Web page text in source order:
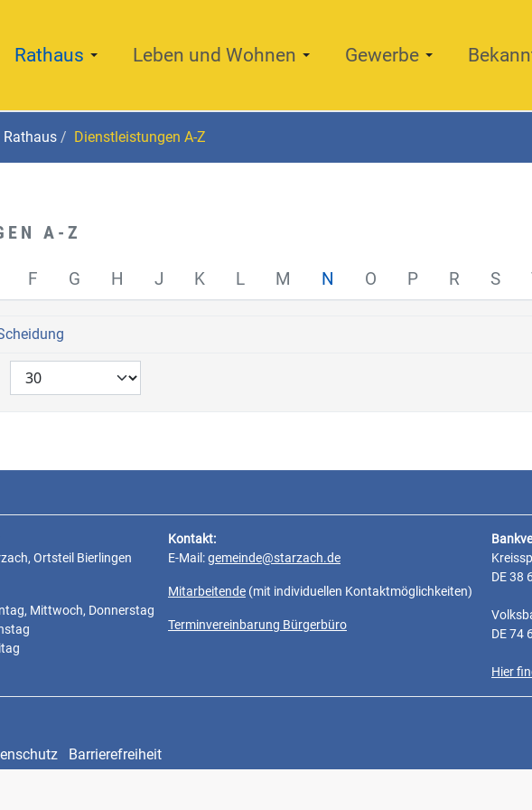
Rathaus Leben und Wohnen Gewerbe
Rathaus Dienstleistungen A-Z
A-Z
F G H J K L M N O P R S
Ortsteil Bierlingen
Mittwoch, Donnerstag
Kontakt:
E-Mail:gemeinde@starzach.de
Mitarbeitende (mit individuellen Kontaktmöglichkeiten)
Terminvereinbarung Bürgerbüro
DE 38
DE 74
Hier
Barrierefreiheit